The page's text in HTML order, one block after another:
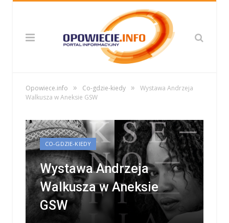
Opowiece.info » Co-gdzie-kiedy »
Wystawa Andrzeja
Walkusza w Aneksie GSW
CO-GDZIE-KIEDY
Wystawa Andrzeja
Walkusza w Aneksie
GSW